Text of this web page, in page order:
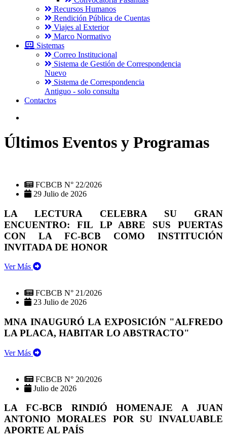
Recursos Humanos
Rendición Pública de Cuentas
Viajes al Exterior
Marco Normativo
Sistemas
Correo Institucional
Sistema de Gestión de Correspondencia
Nuevo
Sistema de Correspondencia
Antiguo - solo consulta
Contactos
Últimos Eventos y Programas
FCBCB N° 22/2026
29 Julio de 2026
LA LECTURA CELEBRA SU GRAN
ENCUENTRO: FIL LP ABRE SUS PUERTAS
CON LA FC-BCB COMO INSTITUCIÓN
INVITADA DE HONOR
Ver Más
FCBCB N° 21/2026
23 Julio de 2026
MNA INAUGURÓ LA EXPOSICIÓN "ALFREDO
LA PLACA, HABITAR LO ABSTRACTO"
Ver Más
FCBCB N° 20/2026
Julio de 2026
LA FC-BCB RINDIÓ HOMENAJE A JUAN
ANTONIO MORALES POR SU INVALUABLE
APORTE AL PAÍS